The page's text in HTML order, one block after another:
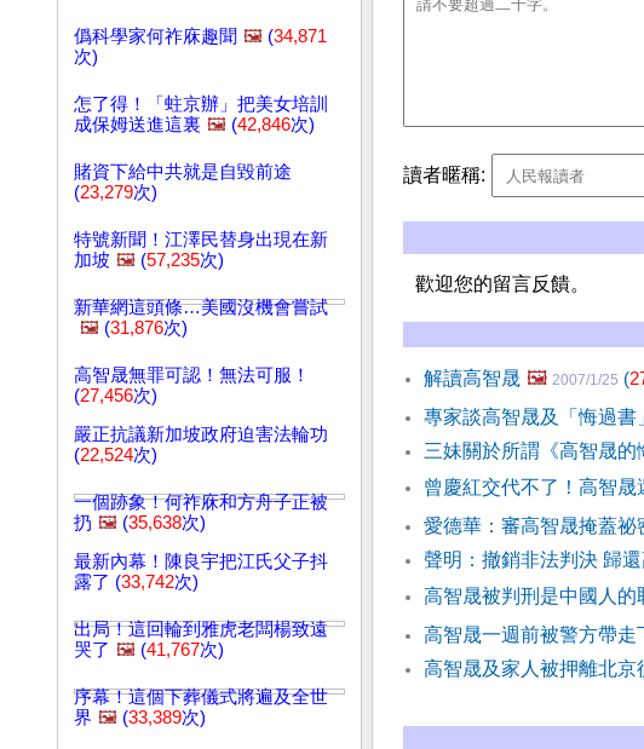
僞科學家何祚庥趣聞 🖼️ (34,871
次)
怎了得！「蛀京辦」把美女培訓
成保姆送進這裏 🖼️ (42,846次)
賭資下給中共就是自毀前途
(23,279次)
特號新聞！江澤民替身出現在新
加坡 🖼️ (57,235次)
新華網這頭條…美國沒機會嘗試
🖼️ (31,876次)
高智晟無罪可認！無法可服！
(27,456次)
嚴正抗議新加坡政府迫害法輪功
(22,524次)
一個跡象！何祚庥和方舟子正被
扔 🖼️ (35,638次)
最新內幕！陳良宇把江氏父子抖
露了 (33,742次)
出局！這回輪到雅虎老闆楊致遠
哭了 🖼️ (41,767次)
序幕！這個下葬儀式將遍及全世
界 🖼️ (33,389次)
讀者暱稱:
歡迎您的留言反饋。
解讀高智晟 🖼️ 2007/1/25 (
專家談高智晟及「悔過書
三妹關於所謂《高智晟的
曾慶紅交代不了！高智晟
愛德華：審高智晟掩蓋祕
聲明：撤銷非法判決 歸
高智晟被判刑是中國人的
高智晟一週前被警方帶走
高智晟及家人被押離北京